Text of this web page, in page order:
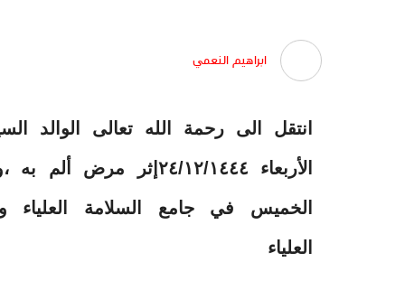
ابراهيم النعمي
انتقل الى رحمة الله تعالى الوالد
الأربعاء ٢٤/١٢/
الخميس في جامع السلامة العلياء
العلياء